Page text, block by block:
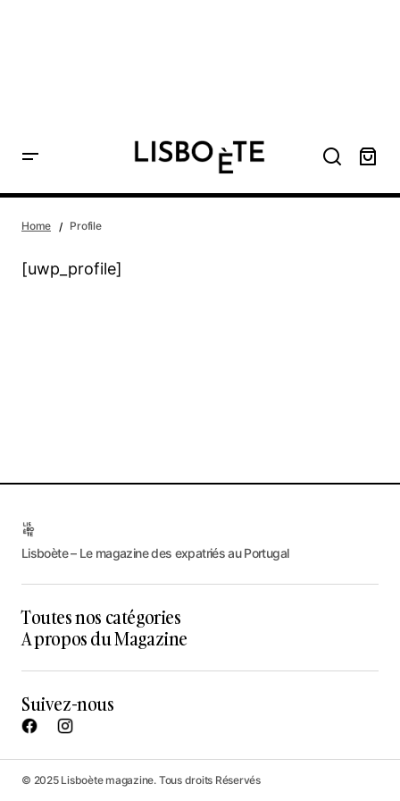
Home Profile
[uwp_profile]
Lisboète – Le magazine des expatriés au Portugal
Toutes nos catégories
A propos du Magazine
Suivez-nous
© 2025 Lisboète magazine. Tous droits Réservés